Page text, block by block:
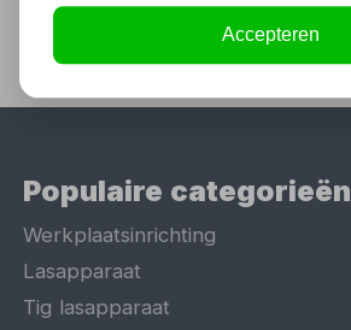
Populaire categorieën
Werkplaatsinrichting
Lasapparaat
Tig lasapparaat
Accepteren